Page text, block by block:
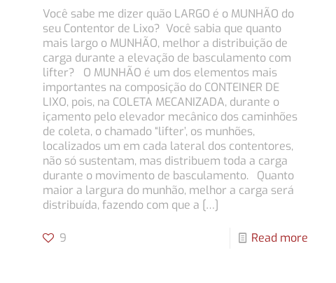
Você sabe me dizer quão LARGO é o MUNHÃO do
seu Contentor de Lixo? Você sabia que quanto
mais largo o MUNHÃO, melhor a distribuição de
carga durante a elevação de basculamento com
lifter? O MUNHÃO é um dos elementos mais
importantes na composição do CONTEINER DE
LIXO, pois, na COLETA MECANIZADA, durante o
içamento pelo elevador mecânico dos caminhões
de coleta, o chamado “lifter’, os munhões,
localizados um em cada lateral dos contentores,
não só sustentam, mas distribuem toda a carga
durante o movimento de basculamento. Quanto
maior a largura do munhão, melhor a carga será
distribuída, fazendo com que a […]
9 Read more